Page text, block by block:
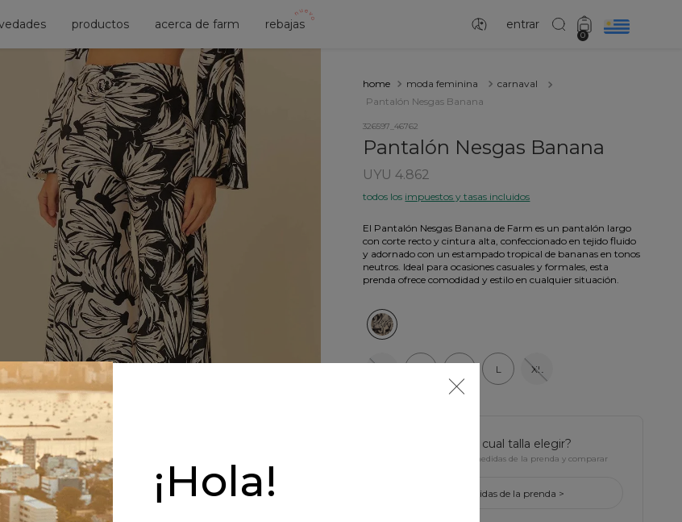
productos acerca de farm rebajas entrar
0
¡Hola!
moda feminina
carnaval
Pantalón Nesgas Banana
326597_46762
Pantalón Nesgas Banana
UYU 4.862
todos los impuestos y tasas incluidos
El Pantalón Nesgas Banana de Farm es un pantalón largo
con corte recto y cintura alta, confeccionado en tejido fluido
y adornado con un estampado tropical de bananas en tonos
neutros. Ideal para ocasiones casuales y formales, esta
prenda ofrece comodidad y estilo en cualquier situación.
L XL
¿tienes dudas de cual talla elegir?
Haz click para ver Las medidas de la prenda y comparar
ver medidas de la prenda >